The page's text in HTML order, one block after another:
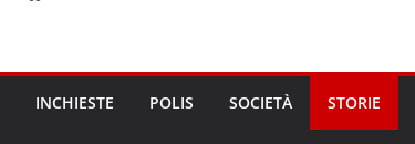
INCHIESTE POLIS SOCIETÀ STORIE